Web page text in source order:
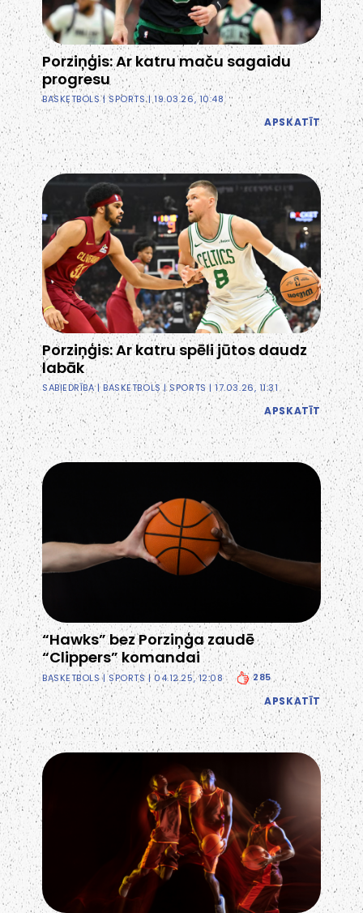
Porziņģis: Ar katru maču sagaidu
progresu
BASKETBOLS|SPORTS| 19.03.26, 10:48
APSKATĪT
Porziņģis: Ar katru spēli jūtos daudz
labāk
SABIEDRĪBA| BASKETBOLS |SPORTS | 17.03.26, 11:31
APSKATĪT
“Hawks” bez Porziņģa zaudē
“Clippers” komandai
BASKETBOLS|SPORTS| 04.12.25, 12:08 285
APSKATĪT